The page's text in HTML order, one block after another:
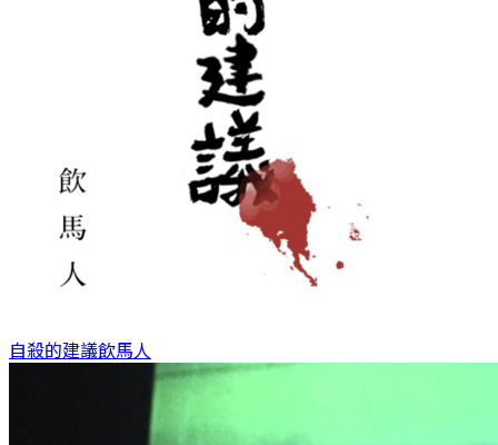
自殺的建議飲馬人